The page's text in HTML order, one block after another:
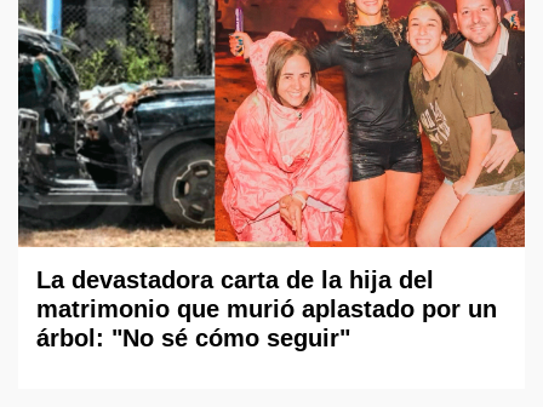
La devastadora carta de la hija del
matrimonio que murió aplastado por un
árbol: "No sé cómo seguir"